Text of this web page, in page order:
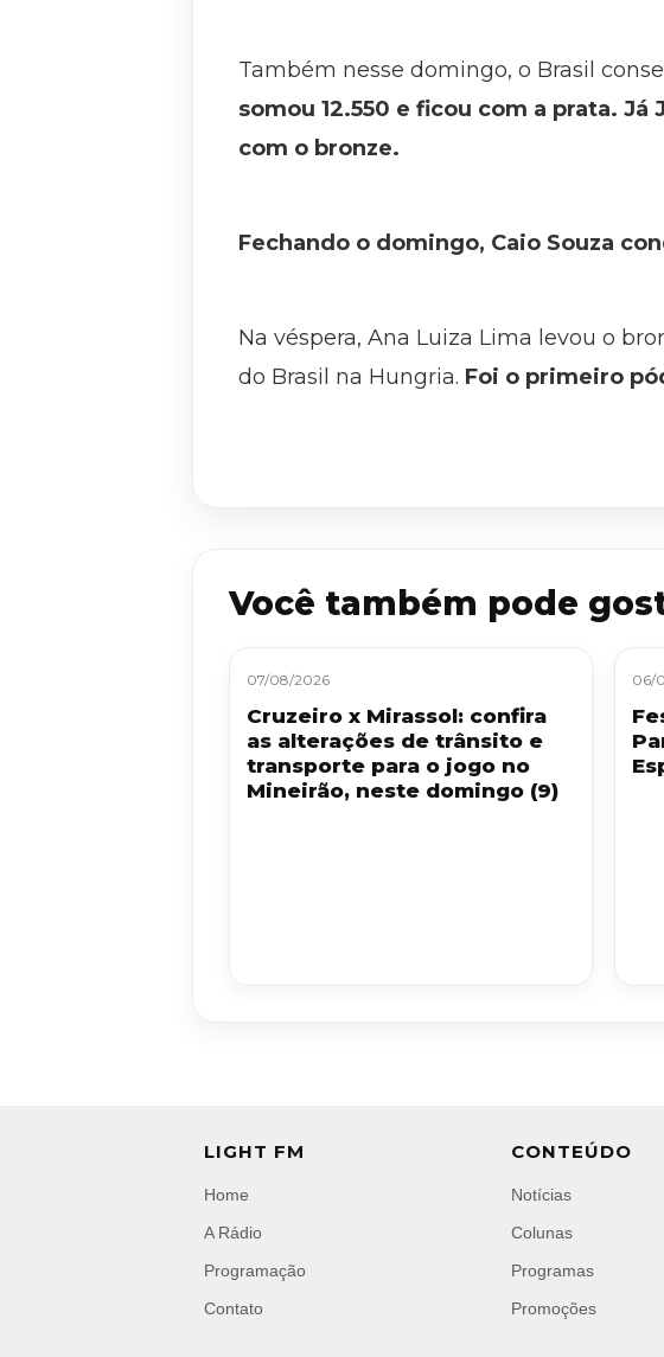
Também nesse domingo, o Brasil
somou 12.550 e ficou com a prata. Já
com o bronze.
Fechando o domingo, Caio Souza
Na véspera, Ana Luiza Lima levou o
do Brasil na Hungria. Foi o primeiro
Você também pode
07/08/2026
Cruzeiro x Mirassol: confira
as alterações de trânsito e
transporte para o jogo no
Mineirão, neste domingo (9)
06/
LIGHT FM
Home
A Rádio
Programação
Contato
CONTEÚDO
Notícias
Colunas
Programas
Promoções